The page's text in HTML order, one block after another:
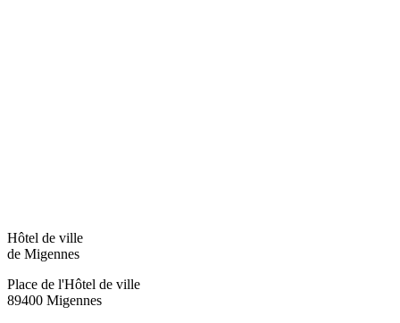
Hôtel de ville
de Migennes
Place de l'Hôtel de ville
89400 Migennes